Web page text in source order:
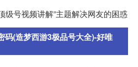
级号视频讲解”主题解决网友的困惑
码(造梦西游3极品号大全)-好唯